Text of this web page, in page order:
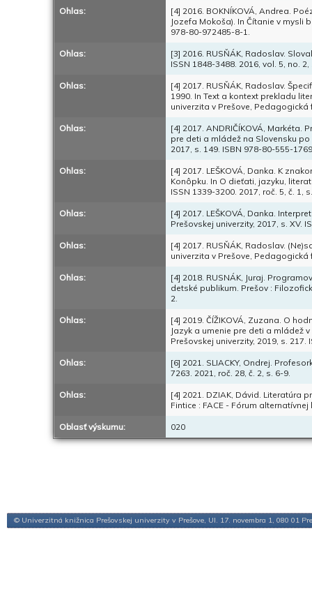
Ohlas:
[4] 2016. BOKNÍKOVÁ, Andrea.
Jozefa Mokoša). In Čítanie v mysli
978-80-972485-8-1.
Ohlas:
[3] 2016. RUSŇÁK, Radoslav.
ISSN 1848-3488. 2016, vol. 5, no. 2,
Ohlas:
[4] 2017. RUSŇÁK, Radoslav.
1990. In Text a kontext prekladu
univerzita v Prešove, Pedagogická
Ohlas:
[4] 2017. ANDRIČÍKOVÁ, Markéta.
pre deti a mládež na Slovensku
2017, s. 149. ISBN 978-80-555-
Ohlas:
[4] 2017. LEŠKOVÁ, Danka. K
Konôpku. In O dieťati, jazyku,
ISSN 1339-3200. 2017, roč. 5, č. 1,
Ohlas:
[4] 2017. LEŠKOVÁ, Danka.
Prešovskej univerzity, 2017, s. XV.
Ohlas:
[4] 2017. RUSŇÁK, Radoslav.
univerzita v Prešove, Pedagogická
Ohlas:
[4] 2018. RUSNÁK, Juraj.
detské publikum. Prešov :
2.
Ohlas:
[4] 2019. ČÍŽIKOVÁ, Zuzana. O
Jazyk a umenie pre deti a mládež
Prešovskej univerzity, 2019, s. 217.
Ohlas:
[6] 2021. SLIACKY, Ondrej.
7263. 2021, roč. 28, č. 2, s. 6-9.
Ohlas:
[4] 2021. DZIAK, Dávid. Literatúra
Fintice : FACE - Fórum
Oblasť výskumu: 020
© Univerzitná knižnica Prešovskej univerzity v Prešove, Ul. 17. novembra 1, 080 01